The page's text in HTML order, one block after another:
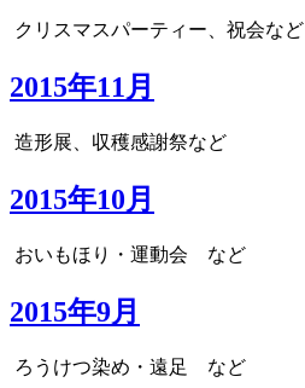
クリスマスパーティー、祝会など
2015年11月
造形展、収穫感謝祭など
2015年10月
おいもほり・運動会 など
2015年9月
ろうけつ染め・遠足 など